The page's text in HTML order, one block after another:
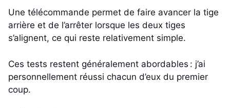
Une télécommande permet de faire avancer la tige
arrière et de l’arrêter lorsque les deux tiges
s’alignent, ce qui reste relativement simple.
Ces tests restent généralement abordables : j’ai
personnellement réussi chacun d’eux du premier
coup.